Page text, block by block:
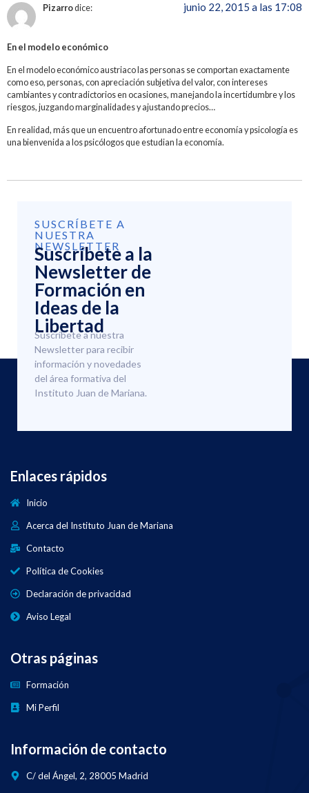
Pizarrodice: junio 22, 2015 a las 17:08
En el modelo económico
En el modelo económico austriaco las personas se comportan exactamente
como eso, personas, con apreciación subjetiva del valor, con intereses
cambiantes y contradictorios en ocasiones, manejando la incertidumbre y los
riesgos, juzgando marginalidades y ajustando precios…
En realidad, más que un encuentro afortunado entre economía y psicología es
una bienvenida a los psicólogos que estudian la economía.
SUSCRÍBETE A
NUESTRA
NEWSLETTER
Suscríbete a la
Newsletter de
Formación en
Ideas de la
Libertad
Suscríbete a nuestra
Newsletter para recibir
información y novedades
del área formativa del
Instituto Juan de Mariana.
Enlaces rápidos
Inicio
Acerca del Instituto Juan de Mariana
Contacto
Política de Cookies
Declaración de privacidad
Aviso Legal
Otras páginas
Formación
Mi Perfil
Información de contacto
C/ del Ángel, 2, 28005 Madrid